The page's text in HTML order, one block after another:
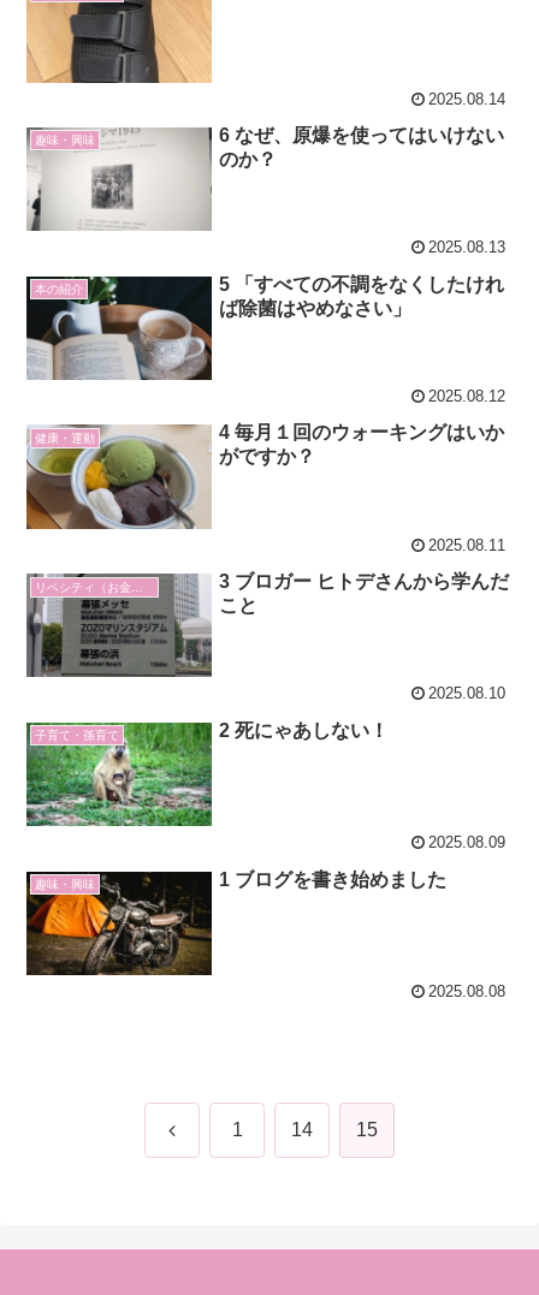
2025.08.14
趣味・興味
6 なぜ、原爆を使ってはいけない
のか？
2025.08.13
本の紹介
5 「すべての不調をなくしたけれ
ば除菌はやめなさい」
2025.08.12
健康・運動
4 毎月１回のウォーキングはいか
がですか？
2025.08.11
3 ブロガー ヒトデさんから学んだ
こと
2025.08.10
子育て・孫育て 2 死にゃあしない！
2025.08.09
趣味・興味 1 ブログを書き始めました
2025.08.08
前 1 14 15